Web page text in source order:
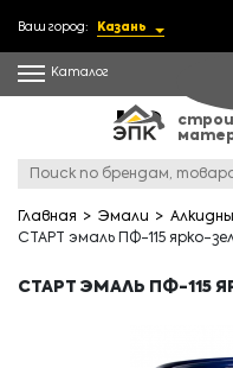
Ваш город: Казань
Каталог
Главная Эмали
СТАРТ эмаль ПФ-115 ярко-
СТАРТ ЭМАЛЬ ПФ-115